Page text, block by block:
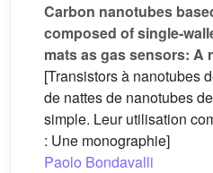
Carbon nanotubes
composed of single-
mats as gas sensors: A
[Transistors à nanotubes
de nattes de nanotubes
simple. Leur utilisation
: Une monographie]
Paolo Bondavalli